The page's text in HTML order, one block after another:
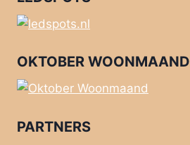
OKTOBER WOONMAAND
PARTNERS